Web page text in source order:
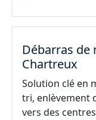
Débarras de
Chartreux
Solution clé en
tri, enlèvement
vers des